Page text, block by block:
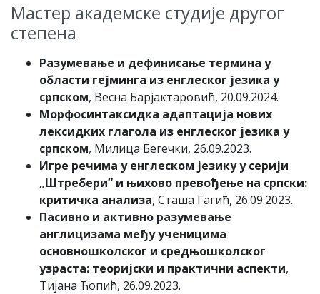
Мастер академске студије другог
степена
Разумевање и дефинисање термина у
области гејминга из енглеског језика у
српском, Весна Барјактаровић, 20.09.2024.
Морфосинтаксидка адаптација нових
лексидких глагола из енглеског језика у
српском, Милица Бегечки, 26.09.2023.
Игре речима у енглеском језику у серији
„Штребери” и њихово превођење на српски:
критичка анализа, Сташа Гагић, 26.09.2023.
Пасивно и активно разумевање
англицизама међу ученицима
основношколског и средњошколског
узраста: теоријски и практични аспекти,
Тијана Ћопић, 26.09.2023.